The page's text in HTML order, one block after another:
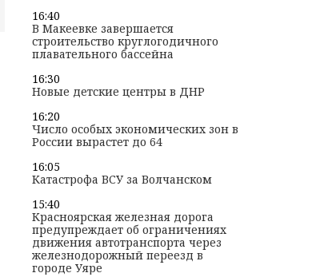
16:40
В Макеевке завершается
строительство круглогодичного
плавательного бассейна
16:30
Новые детские центры в ДНР
16:20
Число особых экономических зон в
России вырастет до 64
16:05
Катастрофа ВСУ за Волчанском
15:40
Красноярская железная дорога
предупреждает об ограничениях
движения автотранспорта через
железнодорожный переезд в
городе Уяре